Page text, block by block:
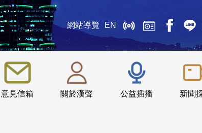
網站導覽 EN
意見信箱 關於漢聲 公益插播 新聞
:::